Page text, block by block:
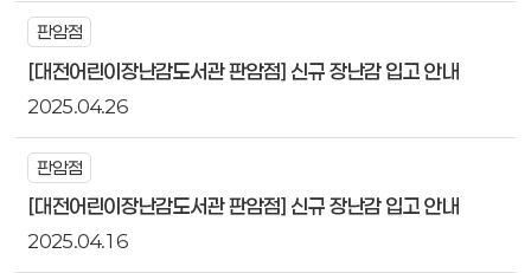
판암점
[대전어린이장난감도서관 판암점] 신규 장난감 입고 안내
2025.04.26
판암점
[대전어린이장난감도서관 판암점] 신규 장난감 입고 안내
2025.04.16